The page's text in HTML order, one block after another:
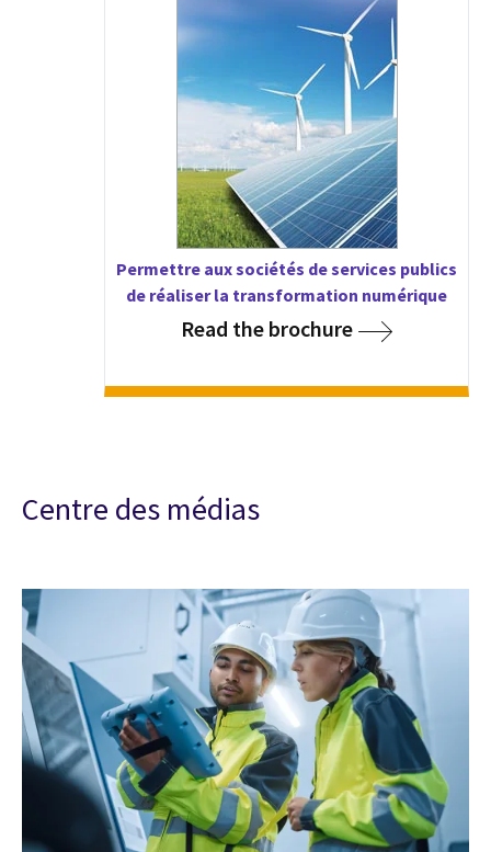
Permettre aux sociétés de services publics
de réaliser la transformation numérique
Read the brochure
Centre des médias